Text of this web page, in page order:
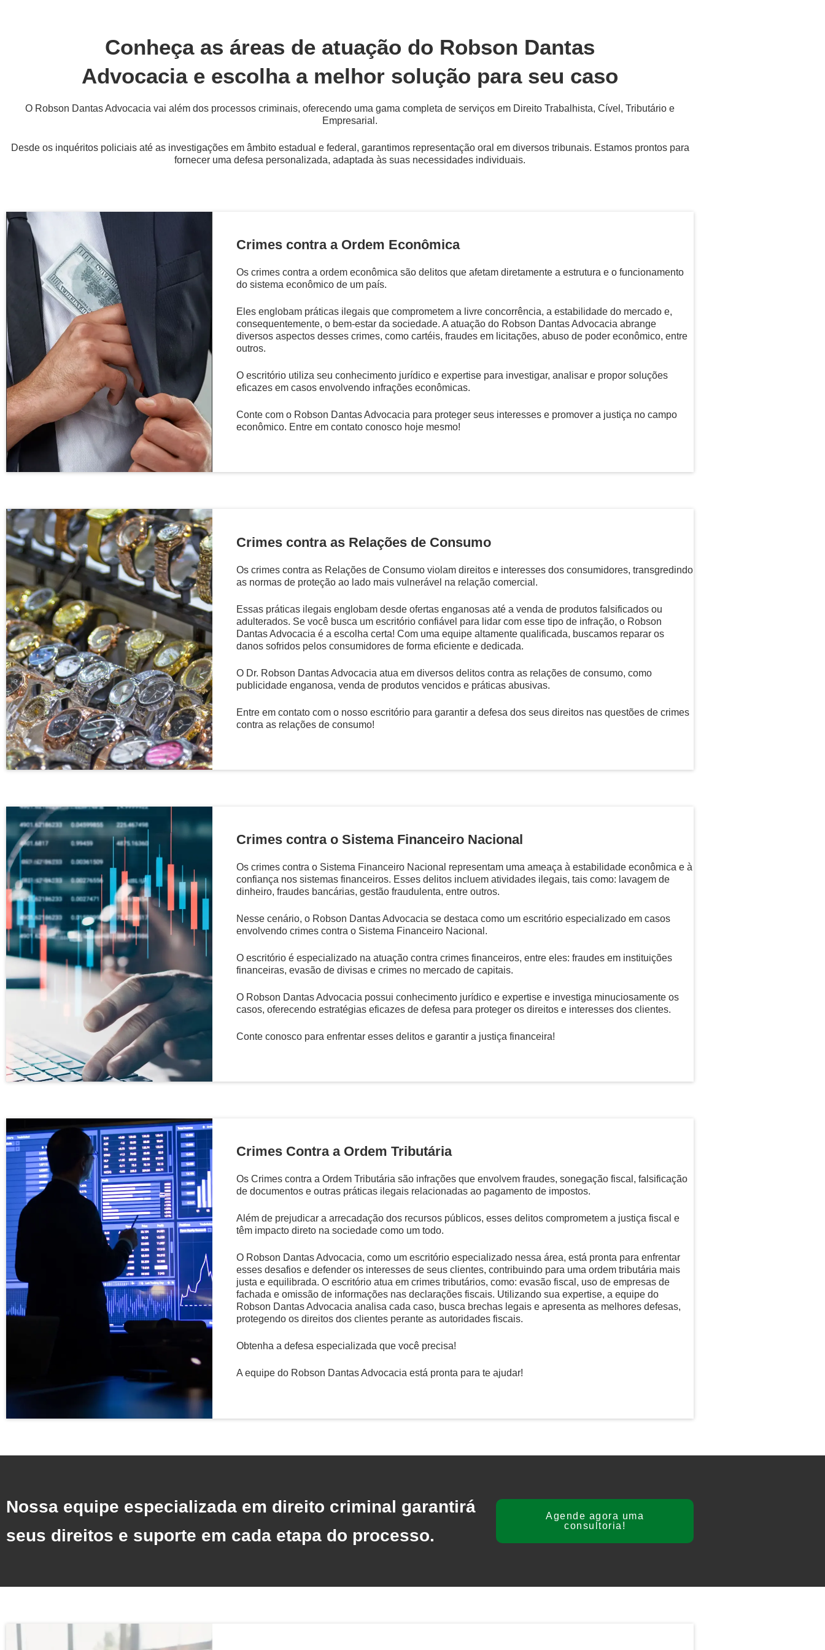
Conheça as áreas de atuação do Robson Dantas
Advocacia e escolha a melhor solução para seu caso
O Robson Dantas Advocacia vai além dos processos criminais, oferecendo uma gama completa de serviços em Direito Trabalhista, Cível, Tributário e
Empresarial.
Desde os inquéritos policiais até as investigações em âmbito estadual e federal, garantimos representação oral em diversos tribunais. Estamos prontos para
fornecer uma defesa personalizada, adaptada às suas necessidades individuais.
Crimes contra a Ordem Econômica
Os crimes contra a ordem econômica são delitos que afetam diretamente a estrutura e o funcionamento
do sistema econômico de um país.
Eles englobam práticas ilegais que comprometem a livre concorrência, a estabilidade do mercado e,
consequentemente, o bem-estar da sociedade. A atuação do Robson Dantas Advocacia abrange
diversos aspectos desses crimes, como cartéis, fraudes em licitações, abuso de poder econômico, entre
outros.
O escritório utiliza seu conhecimento jurídico e expertise para investigar, analisar e propor soluções
eficazes em casos envolvendo infrações econômicas.
Conte com o Robson Dantas Advocacia para proteger seus interesses e promover a justiça no campo
econômico. Entre em contato conosco hoje mesmo!
Crimes contra as Relações de Consumo
Os crimes contra as Relações de Consumo violam direitos e interesses dos consumidores, transgredindo
as normas de proteção ao lado mais vulnerável na relação comercial.
Essas práticas ilegais englobam desde ofertas enganosas até a venda de produtos falsificados ou
adulterados. Se você busca um escritório confiável para lidar com esse tipo de infração, o Robson
Dantas Advocacia é a escolha certa! Com uma equipe altamente qualificada, buscamos reparar os
danos sofridos pelos consumidores de forma eficiente e dedicada.
O Dr. Robson Dantas Advocacia atua em diversos delitos contra as relações de consumo, como
publicidade enganosa, venda de produtos vencidos e práticas abusivas.
Entre em contato com o nosso escritório para garantir a defesa dos seus direitos nas questões de crimes
contra as relações de consumo!
Crimes contra o Sistema Financeiro Nacional
Os crimes contra o Sistema Financeiro Nacional representam uma ameaça à estabilidade econômica e à
confiança nos sistemas financeiros. Esses delitos incluem atividades ilegais, tais como: lavagem de
dinheiro, fraudes bancárias, gestão fraudulenta, entre outros.
Nesse cenário, o Robson Dantas Advocacia se destaca como um escritório especializado em casos
envolvendo crimes contra o Sistema Financeiro Nacional.
O escritório é especializado na atuação contra crimes financeiros, entre eles: fraudes em instituições
financeiras, evasão de divisas e crimes no mercado de capitais.
O Robson Dantas Advocacia possui conhecimento jurídico e expertise e investiga minuciosamente os
casos, oferecendo estratégias eficazes de defesa para proteger os direitos e interesses dos clientes.
Conte conosco para enfrentar esses delitos e garantir a justiça financeira!
Crimes Contra a Ordem Tributária
Os Crimes contra a Ordem Tributária são infrações que envolvem fraudes, sonegação fiscal, falsificação
de documentos e outras práticas ilegais relacionadas ao pagamento de impostos.
Além de prejudicar a arrecadação dos recursos públicos, esses delitos comprometem a justiça fiscal e
têm impacto direto na sociedade como um todo.
O Robson Dantas Advocacia, como um escritório especializado nessa área, está pronta para enfrentar
esses desafios e defender os interesses de seus clientes, contribuindo para uma ordem tributária mais
justa e equilibrada. O escritório atua em crimes tributários, como: evasão fiscal, uso de empresas de
fachada e omissão de informações nas declarações fiscais. Utilizando sua expertise, a equipe do
Robson Dantas Advocacia analisa cada caso, busca brechas legais e apresenta as melhores defesas,
protegendo os direitos dos clientes perante as autoridades fiscais.
Obtenha a defesa especializada que você precisa!
A equipe do Robson Dantas Advocacia está pronta para te ajudar!
Nossa equipe especializada em direito criminal garantirá
seus direitos e suporte em cada etapa do processo.
Agende agora uma
consultoria!